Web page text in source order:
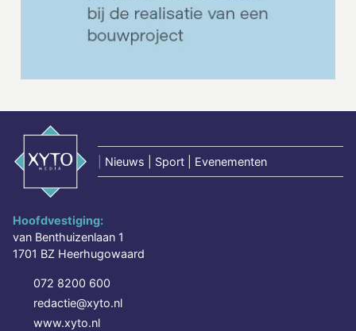
Nieuws | Sport | Evenementen
Hoofdvestiging:
van Benthuizenlaan 1
1701 BZ Heerhugowaard
072 8200 600
redactie@xyto.nl
www.xyto.nl